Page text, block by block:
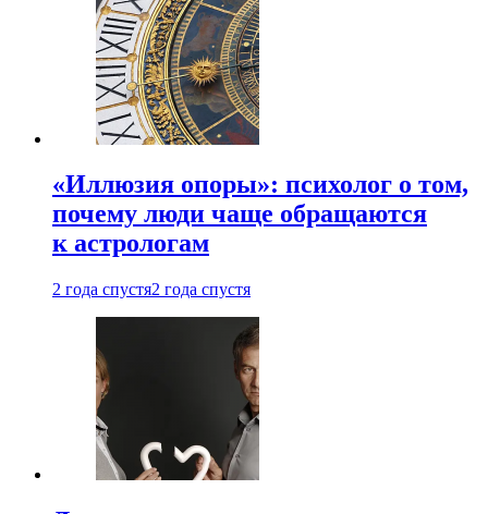
«Иллюзия опоры»: психолог о том,
почему люди чаще обращаются
к астрологам
2 года спустя2 года спустя